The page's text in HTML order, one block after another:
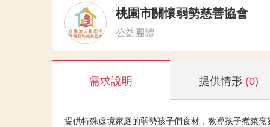
桃園市關懷弱勢慈善協會
公益團體
需求說明 提供情形 (0)
提供特殊處境家庭的弱勢孩子們食材，教導孩子煮菜